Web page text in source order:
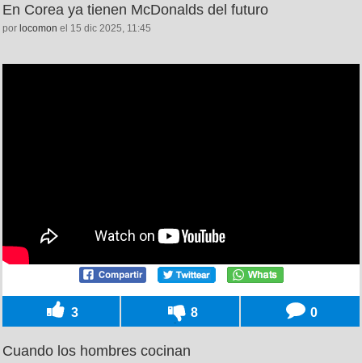
En Corea ya tienen McDonalds del futuro
por locomon el 15 dic 2025, 11:45
3 8 0
Cuando los hombres cocinan